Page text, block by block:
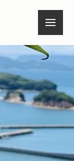
島特産高級手延